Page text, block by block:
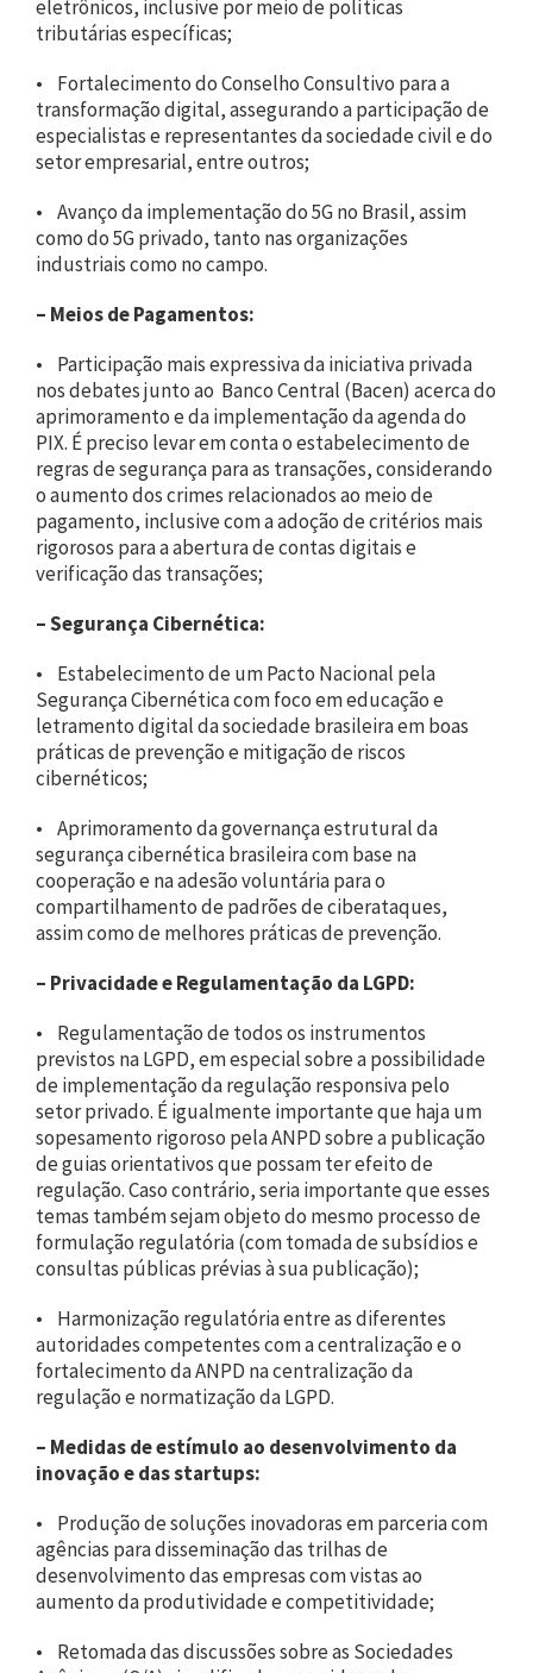
eletrônicos, inclusive por meio de políticas
tributárias específicas;
• Fortalecimento do Conselho Consultivo para a
transformação digital, assegurando a participação de
especialistas e representantes da sociedade civil e do
setor empresarial, entre outros;
• Avanço da implementação do 5G no Brasil, assim
como do 5G privado, tanto nas organizações
industriais como no campo.
– Meios de Pagamentos:
• Participação mais expressiva da iniciativa privada
nos debates junto ao Banco Central (Bacen) acerca do
aprimoramento e da implementação da agenda do
PIX. É preciso levar em conta o estabelecimento de
regras de segurança para as transações, considerando
o aumento dos crimes relacionados ao meio de
pagamento, inclusive com a adoção de critérios mais
rigorosos para a abertura de contas digitais e
verificação das transações;
–Segurança Cibernética:
• Estabelecimento de um Pacto Nacional pela
Segurança Cibernética com foco em educação e
letramento digital da sociedade brasileira em boas
práticas de prevenção e mitigação de riscos
cibernéticos;
• Aprimoramento da governança estrutural da
segurança cibernética brasileira com base na
cooperação e na adesão voluntária para o
compartilhamento de padrões de ciberataques,
assim como de melhores práticas de prevenção.
– Privacidade e Regulamentação da LGPD:
• Regulamentação de todos os instrumentos
previstos na LGPD, em especial sobre a possibilidade
de implementação da regulação responsiva pelo
setor privado. É igualmente importante que haja um
sopesamento rigoroso pela ANPD sobre a publicação
de guias orientativos que possam ter efeito de
regulação. Caso contrário, seria importante que esses
temas também sejam objeto do mesmo processo de
formulação regulatória (com tomada de subsídios e
consultas públicas prévias à sua publicação);
• Harmonização regulatória entre as diferentes
autoridades competentes com a centralização e o
fortalecimento da ANPD na centralização da
regulação e normatização da LGPD.
– Medidas de estímulo ao desenvolvimento da
inovação e das startups:
• Produção de soluções inovadoras em parceria com
agências para disseminação das trilhas de
desenvolvimento das empresas com vistas ao
aumento da produtividade e competitividade;
• Retomada das discussões sobre as Sociedades